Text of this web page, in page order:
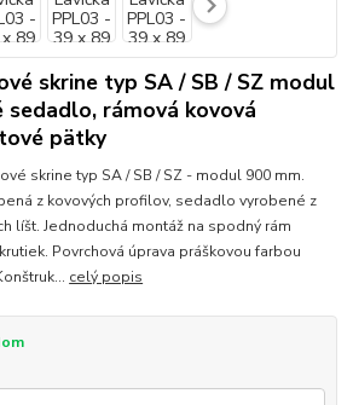
skrine typ SA / SB / SZ modul
sedadlo, rámová kovová
pätky
skrine typ SA / SB / SZ - modul 900 mm.
z kovových profilov, sedadlo vyrobené z
líšt. Jednoduchá montáž na spodný rám
Povrchová úprava práškovou farbou
celý popis